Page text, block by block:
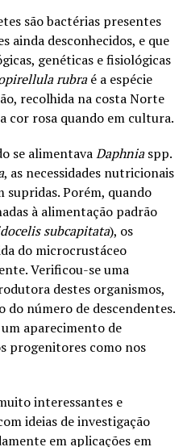
são bactérias presentes
ainda desconhecidos, e que
genéticas e fisiológicas
rubraé a espécie
recolhida na costa Norte
cor rosa quando em cultura.
se alimentavaDaphniaspp.
, as necessidades nutricionais
supridas. Porém, quando
à alimentação padrão
subcapitata), os
do microcrustáceo
Verificou-se uma
destes organismos,
do número de descendentes.
aparecimento de
progenitores como nos
interessantes e
ideias de investigação
em aplicações em